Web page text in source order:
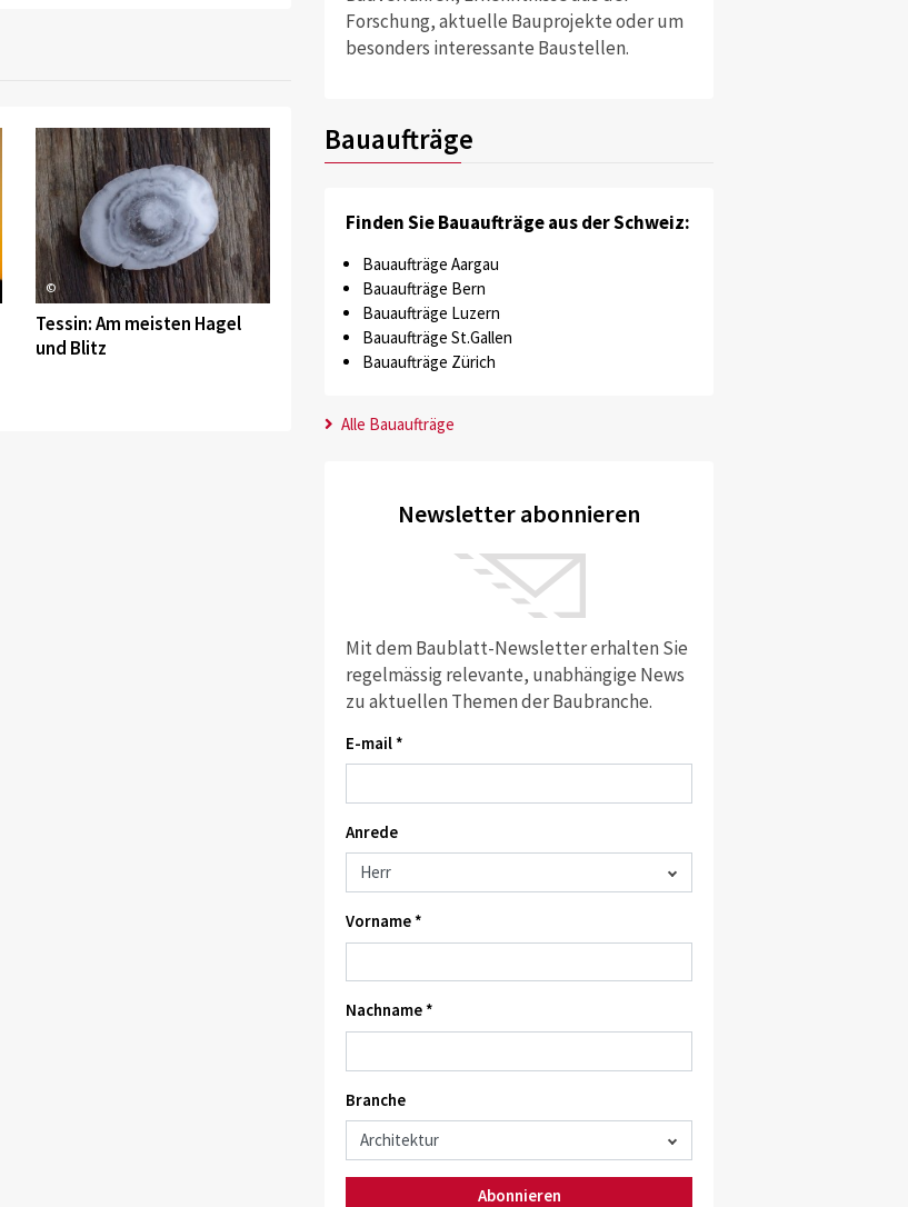
©
Tessin: Am meisten Hagel
und Blitz
Forschung, aktuelle Bauprojekte oder um
besonders interessante Baustellen.
Bauaufträge
Finden Sie Bauaufträge aus der Schweiz:
Bauaufträge Aargau
Bauaufträge Bern
Bauaufträge Luzern
Bauaufträge St.Gallen
Bauaufträge Zürich
Alle Bauaufträge
Newsletter abonnieren
Mit dem Baublatt-Newsletter erhalten Sie
regelmässig relevante, unabhängige News
zu aktuellen Themen der Baubranche.
E-mail *
Anrede
Vorname *
Nachname *
Branche
Abonnieren